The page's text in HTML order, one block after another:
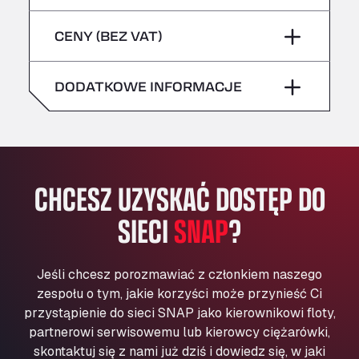
All 4 Trucks
Klaverbladstaat 21, 3560
American Truck Wash
Av. des Etats-Unis 90, 6041
Aut. A4 Salida 288 Pol. Ind. del Guadiel, 23210
AP7 Salida 2, C/ Bassegoda, 4, 17700
Andamur Pamplona
A-15 Salida Imarcoain, 31119
Andamur San Roman II
Aut A1 Exit 385, 01207
Anglia Motel
Washway Road, PE12 8LT
Anpol Sp. z o.o.
Ul. Torunska 147, 85884
sobota –
sobota –
niebezpieczne/ADR
CENY (BEZ VAT)
DODATKOWE INFORMACJE
CHCESZ UZYSKAĆ DOSTĘP DO
SIECISNAP?
Jeśli chcesz porozmawiać z członkiem naszego
zespołu o tym, jakie korzyści może przynieść Ci
przystąpienie do sieci SNAP jako kierownikowi floty,
partnerowi serwisowemu lub kierowcy ciężarówki,
skontaktuj się z nami już dziś i dowiedz się, w jaki